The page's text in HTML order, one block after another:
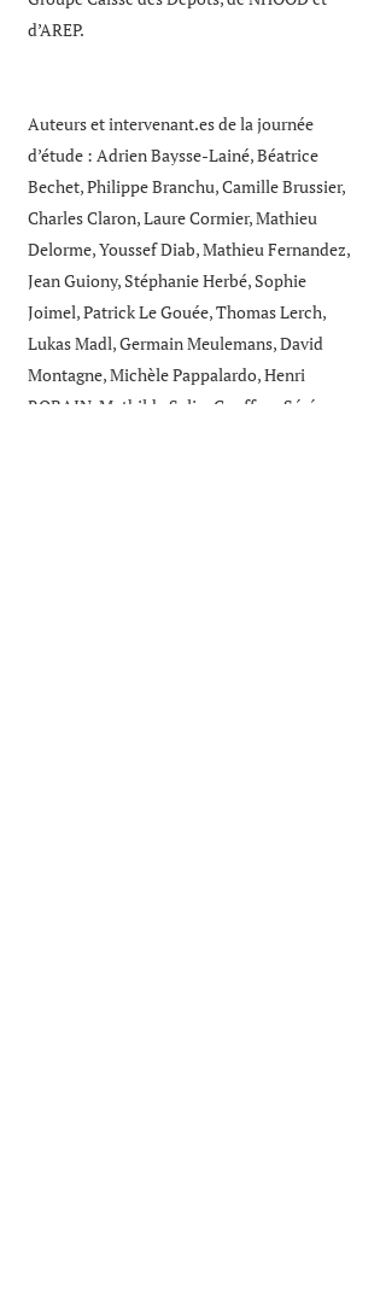
d’AREP.
Auteurs etintervenant.esde la journée
d’étude : Adrien Baysse-Lainé, Béatrice
Bechet, Philippe Branchu, Camille Brussier,
Charles Claron, Laure Cormier, Mathieu
Delorme, Youssef Diab, Mathieu Fernandez,
Jean Guiony, Stéphanie Herbé, Sophie
Joimel, Patrick Le Gouée, Thomas Lerch,
Lukas Madl, Germain Meulemans, David
Montagne, Michèle Pappalardo, Henri
ROBAIN, Mathilde Salin, Geoffroy Séré,